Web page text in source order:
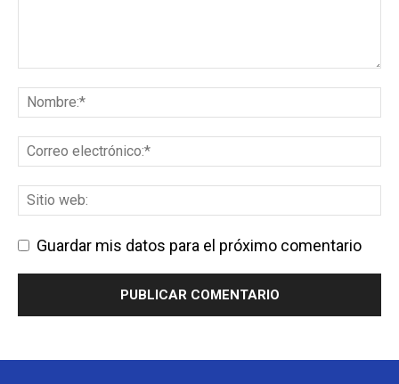
Guardar mis datos para el próximo comentario